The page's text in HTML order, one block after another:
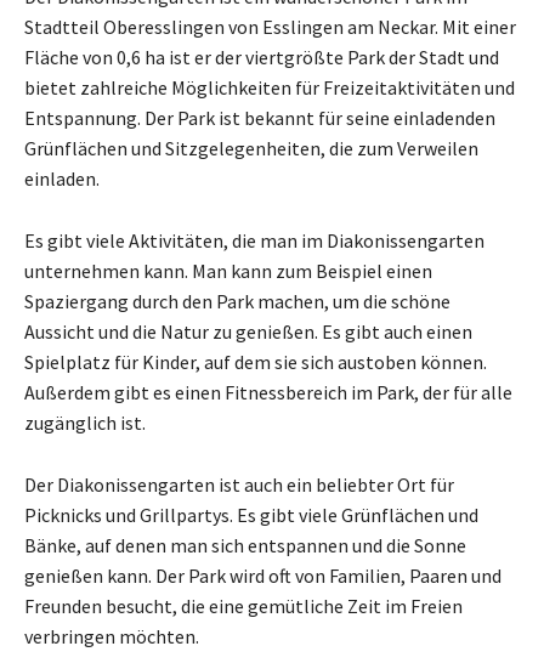
Stadtteil Oberesslingen von Esslingen am Neckar. Mit einer
Fläche von 0,6 ha ist er der viertgrößte Park der Stadt und
bietet zahlreiche Möglichkeiten für Freizeitaktivitäten und
Entspannung. Der Park ist bekannt für seine einladenden
Grünflächen und Sitzgelegenheiten, die zum Verweilen
einladen.
Es gibt viele Aktivitäten, die man im Diakonissengarten
unternehmen kann. Man kann zum Beispiel einen
Spaziergang durch den Park machen, um die schöne
Aussicht und die Natur zu genießen. Es gibt auch einen
Spielplatz für Kinder, auf dem sie sich austoben können.
Außerdem gibt es einen Fitnessbereich im Park, der für alle
zugänglich ist.
Der Diakonissengarten ist auch ein beliebter Ort für
Picknicks und Grillpartys. Es gibt viele Grünflächen und
Bänke, auf denen man sich entspannen und die Sonne
genießen kann. Der Park wird oft von Familien, Paaren und
Freunden besucht, die eine gemütliche Zeit im Freien
verbringen möchten.